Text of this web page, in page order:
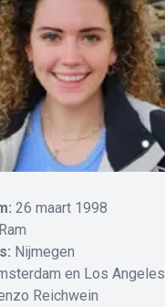
26 maart 1998
Ram
Nijmegen
en Los Angeles
Reichwein